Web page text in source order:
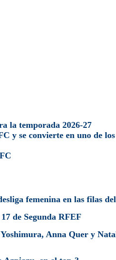
la temporada 2026-27
y se convierte en uno de los
femenina en las filas
de Segunda RFEF
Anna Quer y